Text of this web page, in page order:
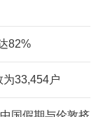
82%
33,454户